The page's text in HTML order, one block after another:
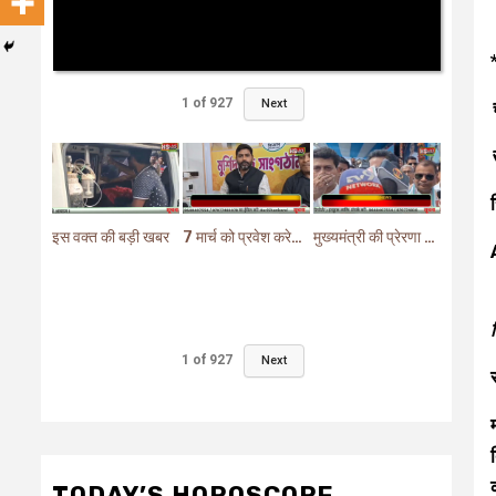
1 of 927 Next
इस वक्त की बड़ी खबर 7 मार्च को प्रवेश करेगा मुर्शिदाबाद में बीजेपी का परिवर्तन यात्रा रथ मुख्यमंत्री की प्रेरणा से दो महत्वपूर्ण योजनाओं का हुआ शिलान्यास
1 of 927 Next